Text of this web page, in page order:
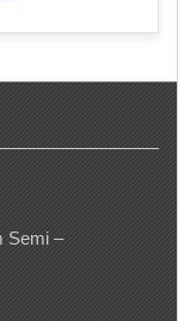
Semi –